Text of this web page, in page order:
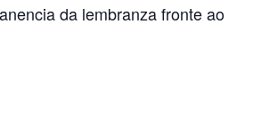
da lembranza fronte ao